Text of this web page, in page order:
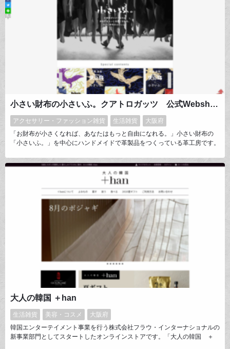
小さい財布の小さいふ。クアトロガッツ 公式Webshop
アクセサリー・ファッション雑貨 生活雑貨
大阪府
「お財布が小さくなれば、あなたはもっと自由になれる。」小さい財布の
「小さいふ。」を中心にハンドメイドで革製品をつくっている革工房です。
アート」をコンセプトにアイデアと遊び心を大切にしたものづくりをしてい
大人の韓国 ＋han
生活雑貨 美容・コスメ
大阪府
韓国エンターテイメント事業を行う株式会社フラウ・インターナショナルの
新事業部門としてスタートしたオンラインストアです。「大人の韓国 ＋